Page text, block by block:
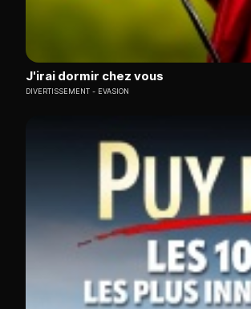
J'irai dormir chez vous
DIVERTISSEMENT EVASION